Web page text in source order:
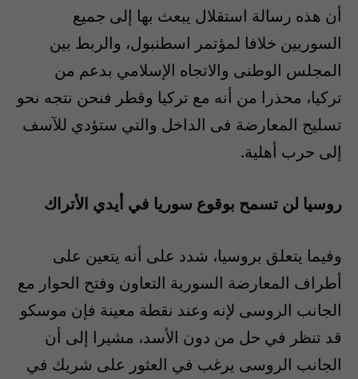
أن هذه رسالة استقلال يبعث بها إلى جميع
السوريين خلافا لمؤتمر اسطنبول، والربط بين
المجلس الوطنى والاتجاه الإسلامي بدعم من
تركيا، محذرا من أنه مع تركيا وقطر فنحن نتجه نحو
تسليح المعارضة فى الداخل والتي ستؤدي للآسف
إلى حرب أهلية.
روسيا لن تسمح بوقوع سوريا في أيدي الأتراك
وفيما يتعلق بروسيا، شدد على أنه يتعين على
أطراف المعارضة السورية التعاون وفتح الحوار مع
الجانب الروسى لإنه وعند نقطة معينة فإن موسكو
قد تنظر في حل من دون الأسد، مشيرا إلى أن
الجانب الروسى يرغب في العثور على شريك في